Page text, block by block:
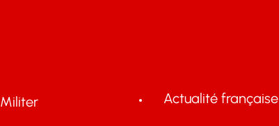
Militer Actualité française